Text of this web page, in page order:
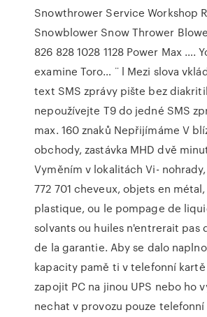
Snowthrower Service Workshop
Snowblower Snow Thrower
826 828 1028 1128 Power Max ….
examine Toro… ¨ l Mezi slova
text SMS zprávy pište bez
nepoužívejte T9 do jedné SMS
max. 160 znaků Nepřijímáme V
obchody, zastávka MHD dvě
Vyměním v lokalitách Vi-
772 701 cheveux, objets en
plastique, ou le pompage de
solvants ou huiles n'entrerait pas
de la garantie. Aby se dalo
kapacity pamě ti v telefonní
zapojit PC na jinou UPS nebo ho
nechat v provozu pouze telefonní